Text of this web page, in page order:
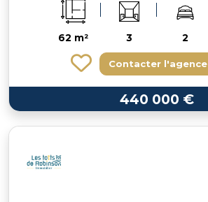
62 m² 3 2
Contacter l'agence
440 000 €